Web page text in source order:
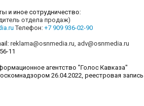
и иное сотрудничество:
отдела продаж)
Телефон: +7 909 936-02-90
reklama@osnmedia.ru adv@osnmedia.ru
11
агентство "Голос Кавказа"
26.04.2022, реестровая запись